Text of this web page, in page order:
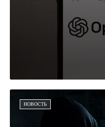
НОВОСТЬ